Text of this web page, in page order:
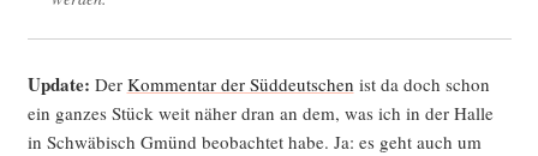
Update: Der Kom­men­tar der Süd­deut­schen ist da doch schon
ein gan­zes Stück weit näher dran an dem, was ich in der Hal­le
in Schwä­bisch Gmünd beob­ach­tet habe. Ja: es geht auch um